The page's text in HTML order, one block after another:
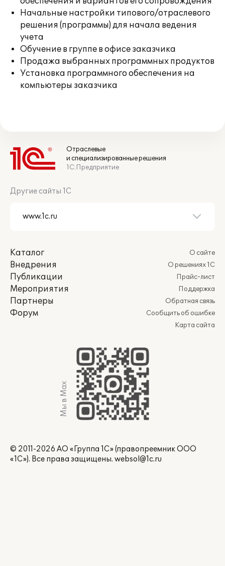
Начальные настройки типового/отраслевого
решения (программы) для начала ведения
учета
Обучение в группе в офисе заказчика
Продажа выбранных программных продуктов
Установка программного обеспечения на
компьютеры заказчика
Отраслевые
и специализированные решения
1С:Предприятие
Другие сайты 1С
Каталог
Внедрения
Публикации
Мероприятия
Партнеры
Форум
О сайте
О решениях 1С
Прайс-лист
Поддержка
Обратная связь
Сообщить об ошибке
Карта сайта
Мы в Max
© 2011-2026 АО «Группа 1С» (правопреемник ООО
«1С»). Все права защищены. websol@1c.ru